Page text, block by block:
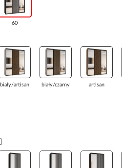
60
biały/artisan biały/czarny artisan